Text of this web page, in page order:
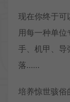
现在你终于可
用每一种单
手、机甲、导
落……
培养惊世骇俗